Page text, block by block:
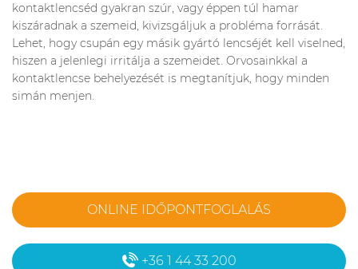
kontaktlencséd gyakran szúr, vagy éppen túl hamar
kiszáradnak a szemeid, kivizsgáljuk a probléma forrását.
Lehet, hogy csupán egy másik gyártó lencséjét kell viselned,
hiszen a jelenlegi irritálja a szemeidet. Orvosainkkal a
kontaktlencse behelyezését is megtanítjuk, hogy minden
simán menjen.
ONLINE IDŐPONTFOGLALÁS
+36 1 44 33 200